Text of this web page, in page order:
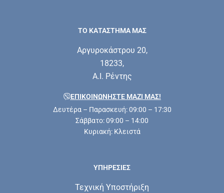
ΤΟ ΚΑΤΑΣΤΗΜΑ ΜΑΣ
Αργυροκάστρου 20,
18233,
Α.Ι. Ρέντης
ΕΠΙΚΟΙΝΩΝΗΣΤΕ ΜΑΖΊ ΜΑΣ!
Δευτέρα – Παρασκευή: 09:00 – 17:30
Σάββατο: 09:00 – 14:00
Κυριακή: Κλειστά
ΥΠΗΡΕΣΊΕΣ
Τεχνική Υποστήριξη